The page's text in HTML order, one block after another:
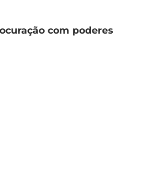
com poderes